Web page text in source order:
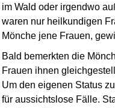
im Wald oder irgendwo
waren nur heilkundigen
Mönche jene Frauen,
Bald bemerkten die
Frauen ihnen
Um den eigenen Status
für aussichtslose Fälle.